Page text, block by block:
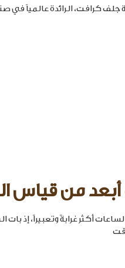
كرافت، الرائدة عالمياً في
من قياس
أكثر غرابةً وتعبيراً، إذ